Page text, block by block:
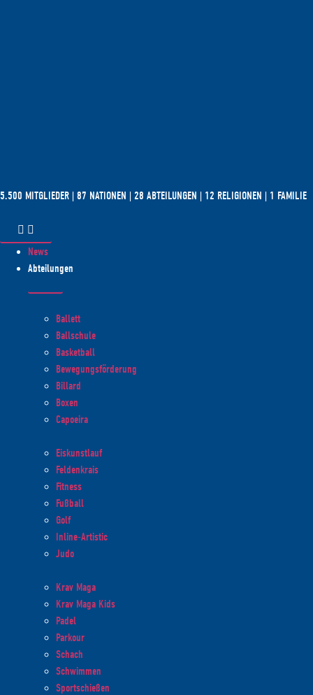
5.500 MITGLIEDER | 87 NATIONEN | 28 ABTEILUNGEN | 12 RELIGIONEN | 1 FAMILIE
News
Abteilungen
Ballett
Ballschule
Basketball
Bewegungsförderung
Billard
Boxen
Capoeira
Eiskunstlauf
Feldenkrais
Fitness
Fußball
Golf
Inline-Artistic
Judo
Krav Maga
Krav Maga Kids
Padel
Parkour
Schach
Schwimmen
Sportschießen